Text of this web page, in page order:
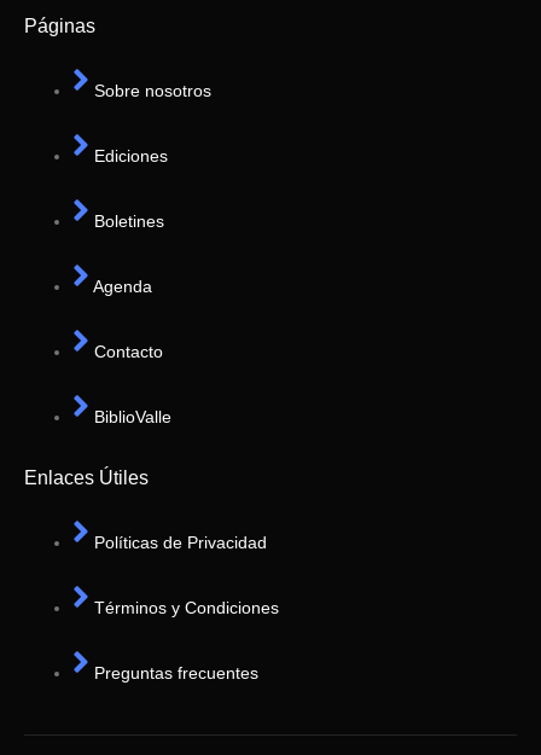
Páginas
Sobre nosotros
Ediciones
Boletines
Agenda
Contacto
BiblioValle
Enlaces Útiles
Políticas de Privacidad
Términos y Condiciones
Preguntas frecuentes